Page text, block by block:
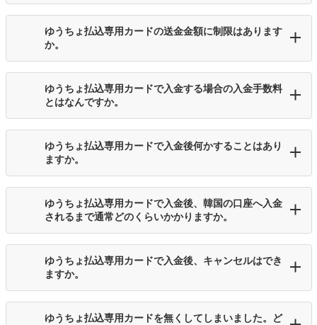
ゆうちょ払込専用カードの送金金額に制限はあります
か。
ゆうちょ払込専用カードで入金する場合の入金手数料
とはなんですか。
ゆうちょ払込専用カードで入金後何かすることはあり
ますか。
ゆうちょ払込専用カードで入金後、韓国の口座へ入金
されるまで通常どのくらいかかりますか。
ゆうちょ払込専用カードで入金後、キャンセルはでき
ますか。
ゆうちょ払込専用カードを無くしてしまいました。ど